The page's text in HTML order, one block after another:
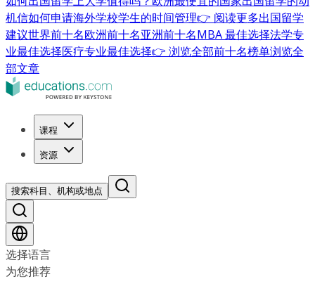
机信如何申请海外学校学生的时间管理👉 阅读更多出国留学
建议世界前十名欧洲前十名亚洲前十名MBA 最佳选择法学专
业最佳选择医疗专业最佳选择👉 浏览全部前十名榜单浏览全
部文章
课程
资源
搜索科目、机构或地点
选择语言
为您推荐